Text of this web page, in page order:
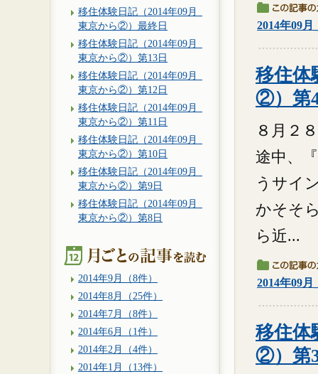
2014年09
移住体
②）第
８月２
途中、
うサイ
かそそ
ら近...
2014年09
移住体
②）第
移住体験日記（2014年09月_
東京から②）最終日
移住体験日記（2014年09月_
東京から②）第13日
移住体験日記（2014年09月_
東京から②）第12日
移住体験日記（2014年09月_
東京から②）第11日
移住体験日記（2014年09月_
東京から②）第10日
移住体験日記（2014年09月_
東京から②）第9日
移住体験日記（2014年09月_
東京から②）第8日
2014年9月（8件）
2014年8月（25件）
2014年7月（8件）
2014年6月（1件）
2014年2月（4件）
2014年1月（13件）